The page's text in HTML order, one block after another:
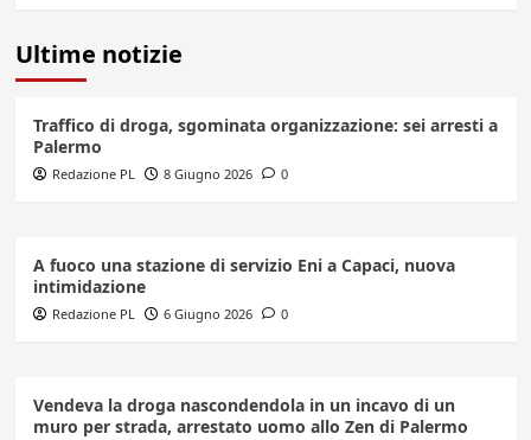
Ultime notizie
Traffico di droga, sgominata organizzazione: sei arresti a
Palermo
Redazione PL 8 Giugno 2026 0
A fuoco una stazione di servizio Eni a Capaci, nuova
intimidazione
Redazione PL 6 Giugno 2026 0
Vendeva la droga nascondendola in un incavo di un
muro per strada, arrestato uomo allo Zen di Palermo